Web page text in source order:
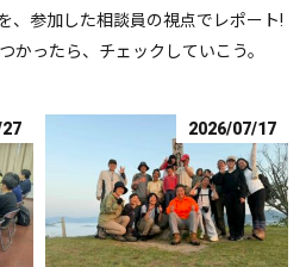
、参加した相談員の視点でレポート!
かったら、チェックしていこう。
2026/07/17